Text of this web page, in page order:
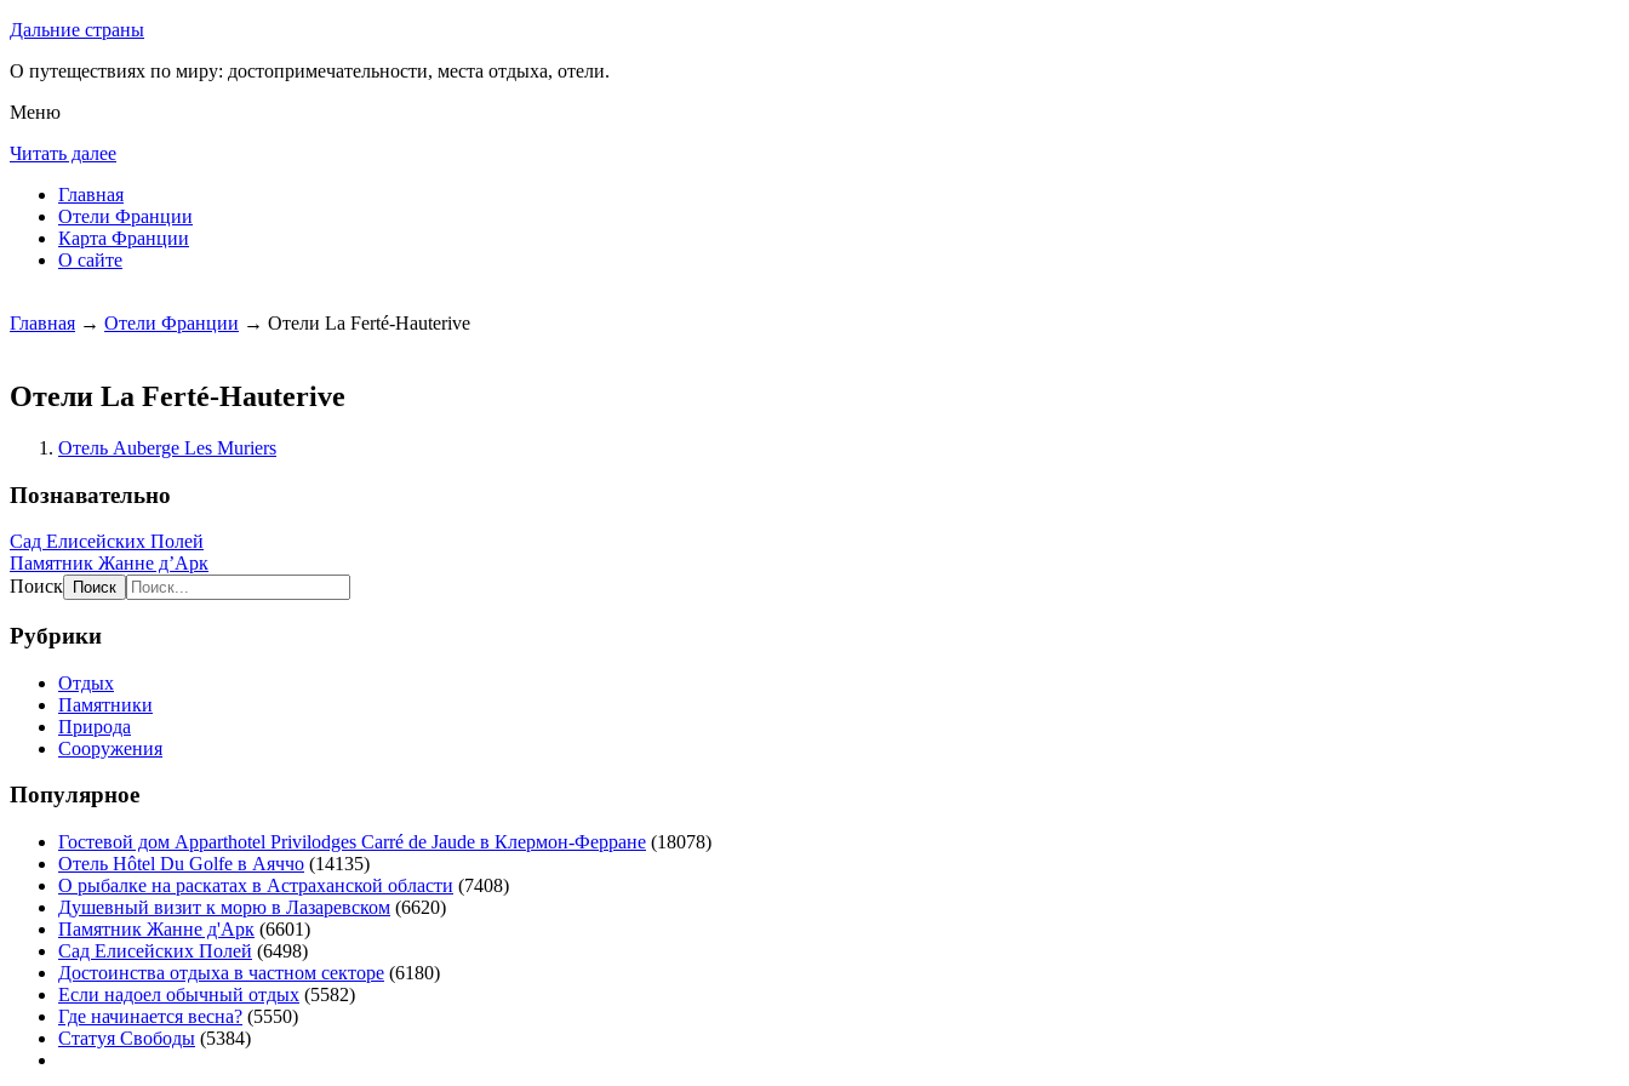
Дальние страны
О путеществиях по миру: достопримечательности, места отдыха, отели.
Меню
Читать далее
Главная
Отели Франции
Карта Франции
О сайте
Главная → Отели Франции → Отели La Ferté-Hauterive
Отели La Ferté-Hauterive
Отель Auberge Les Muriers
Познавательно
Сад Елисейских Полей
Памятник Жанне д’Арк
Поиск
Рубрики
Отдых
Памятники
Природа
Сооружения
Популярное
Гостевой дом Apparthotel Privilodges Carré de Jaude в Клермон-Ферране (18078)
Отель Hôtel Du Golfe в Аяччо (14135)
О рыбалке на раскатах в Астраханской области (7408)
Душевный визит к морю в Лазаревском (6620)
Памятник Жанне д'Арк (6601)
Сад Елисейских Полей (6498)
Достоинства отдыха в частном секторе (6180)
Если надоел обычный отдых (5582)
Где начинается весна? (5550)
Статуя Свободы (5384)